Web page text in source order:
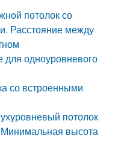
потолок со
Расстояние между
одноуровневого
со встроенными
потолок
высота